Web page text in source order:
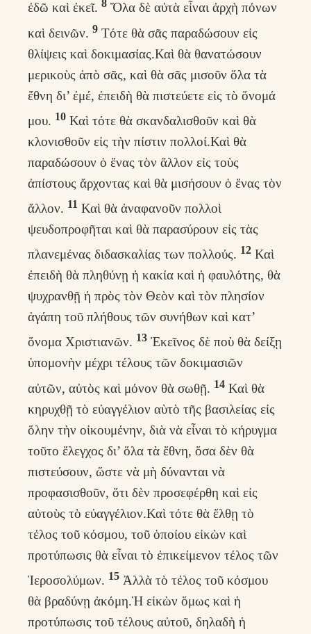
ἐδῶ καὶ ἐκεῖ. 8 Ὅλα δὲ αὐτὰ εἶναι ἀρχὴ πόνων
καὶ δεινῶν. 9 Τότε θὰ σᾶς παραδώσουν εἰς
θλίψεις καὶ δοκιμασίας.Καὶ θὰ θανατώσουν
μερικοὺς ἀπὸ σᾶς, καὶ θὰ σᾶς μισοῦν ὅλα τὰ
ἔθνη δι’ ἐμέ, ἐπειδὴ θὰ πιστεύετε εἱς τὸ ὄνομά
μου. 10 Καὶ τότε θὰ σκανδαλισθοῦν καὶ θὰ
κλονισθοῦν εἰς τὴν πίστιν πολλοί.Καὶ θὰ
παραδώσουν ὁ ἔνας τὸν ἄλλον εἰς τοὺς
ἀπίστους ἄρχοντας καὶ θὰ μισήσουν ὁ ἔνας τὸν
ἄλλον. 11 Καὶ θὰ ἀναφανοῦν πολλοὶ
ψευδοπροφῆται καὶ θὰ παρασύρουν εἰς τὰς
πλανεμένας διδασκαλίας των πολλούς. 12 Καὶ
ἐπειδὴ θὰ πληθύνῃ ἡ κακία καὶ ἡ φαυλότης, θὰ
ψυχρανθῇ ἡ πρὸς τὸν Θεὸν καὶ τὸν πλησίον
ἀγάπη τοῦ πλήθους τῶν συνήθων καὶ κατ’
ὅνομα Χριστιανῶν. 13 Ἐκεῖνος δὲ ποὺ θὰ δείξῃ
ὑπομονὴν μέχρι τέλους τῶν δοκιμασιῶν
αὐτῶν, αὐτὸς καὶ μόνον θὰ σωθῇ. 14 Καὶ θὰ
κηρυχθῇ τὸ εὐαγγέλιον αὺτὸ τῆς βασιλείας εἰς
ὅλην τὴν οἰκουμένην, διὰ νὰ εἶναι τὸ κήρυγμα
τοῦτο ἔλεγχος δι’ ὅλα τὰ ἔθνη, ὅσα δὲν θὰ
πιστεύσουν, ὥστε νὰ μὴ δύνανται νὰ
προφασισθοῦν, ὅτι δὲν προσεφέρθη καὶ εἰς
αὐτοὺς τὸ εὐαγγέλιον.Καὶ τότε θὰ ἔλθῃ τὸ
τέλος τοῦ κόσμου, τοῦ ὁποίου εἰκὼν καὶ
προτύπωσις θὰ εἶναι τὸ ἐπικείμενον τέλος τῶν
Ἱεροσολύμων. 15 Ἀλλὰ τὸ τέλος τοῦ κόσμου
θὰ βραδύνῃ ἀκόμη.Ἡ εἰκὼν ὅμως καὶ ἡ
προτύπωσις τοῦ τέλους αὐτοῦ, δηλαδὴ ἡ